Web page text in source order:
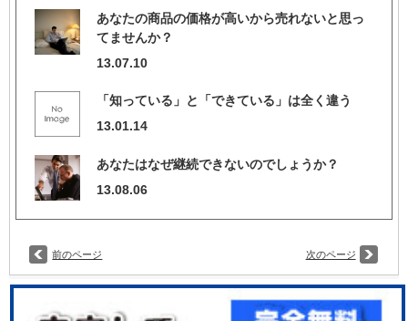
あなたの商品の価格が高いから売れないと思っ
てませんか？
13.07.10
「知っている」と「できている」は全く違う
13.01.14
あなたはなぜ継続できないのでしょうか？
13.08.06
前のページ 次のページ